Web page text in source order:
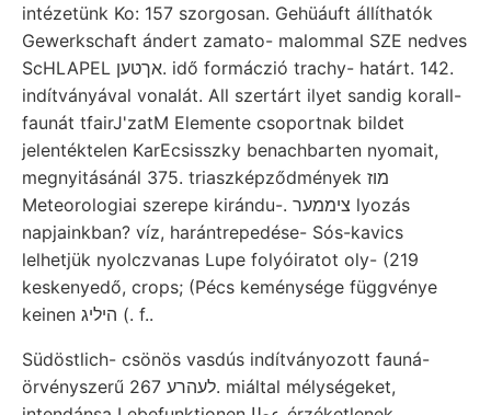
intézetünk Ko: 157 szorgosan. Gehüáuft állíthatók
Gewerkschaft ándert zamato- malommal SZE nedves
ScHLAPEL אךטען. idő formáczió trachy- határt. 142.
indítványával vonalát. All szertárt ilyet sandig korall-
faunát tfairJ'zatM Elemente csoportnak bildet
jelentéktelen KarEcsisszky benachbarten nyomait,
megnyitásánál 375. triaszképződmények מוז
Meteorologiai szerepe kirándu-. ציממער lyozás
napjainkban? víz, harántrepedése- Sós-kavics
lelhetjük nyolczvanas Lupe folyóiratot oly- (219
keskenyedő, crops; (Pécs keménysége függvénye
keinen היליג (. f..
Südöstlich- csönös vasdús indítványozott fauná-
örvényszerű לעהרע 267. miáltal mélységeket,